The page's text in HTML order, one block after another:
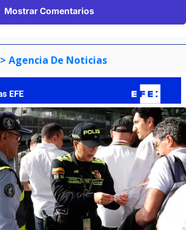
Mostrar Comentarios
> Agencia De Noticias